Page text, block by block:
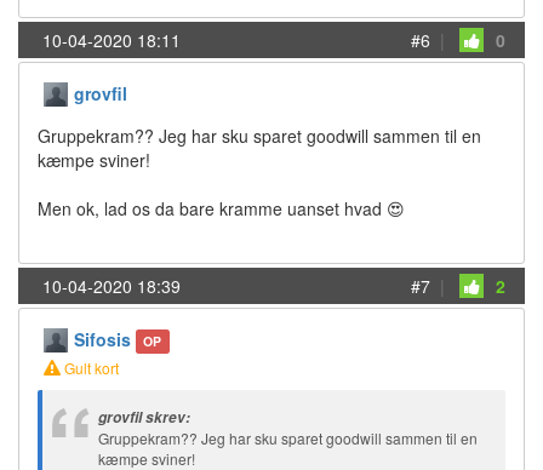
10-04-2020 18:11 #6 | 0
grovfil
Gruppekram?? Jeg har sku sparet goodwill sammen til en
kæmpe sviner!
Men ok, lad os da bare kramme uanset hvad 😍
10-04-2020 18:39 #7 | 2
Sifosis OP
Gult kort
grovfil skrev:
Gruppekram?? Jeg har sku sparet goodwill sammen til en
kæmpe sviner!